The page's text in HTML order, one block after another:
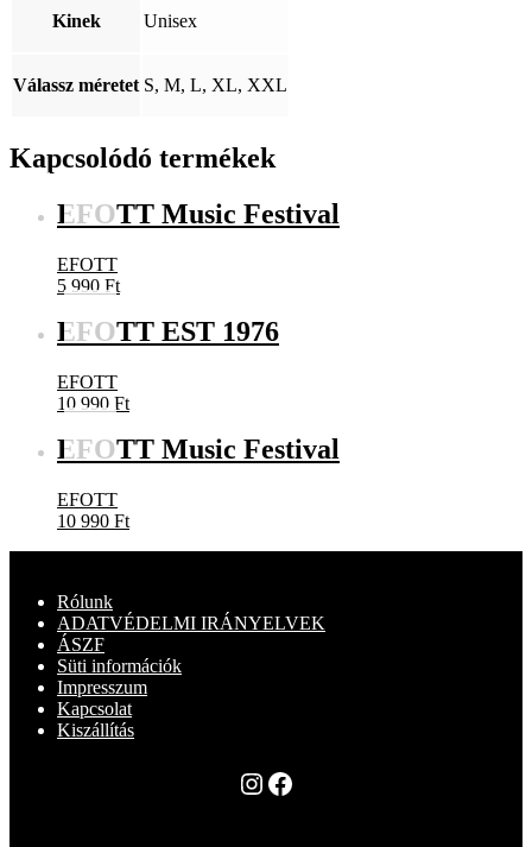
Kinek Unisex
Válassz méretet S, M, L, XL, XXL
Kapcsolódó termékek
EFOTT Music Festival
EFOTT
5 990 Ft
EFOTT EST 1976
EFOTT
10 990 Ft
EFOTT Music Festival
EFOTT
10 990 Ft
Rólunk
ADATVÉDELMI IRÁNYELVEK
ÁSZF
Süti információk
Impresszum
Kapcsolat
Kiszállítás
Instagram
Facebook